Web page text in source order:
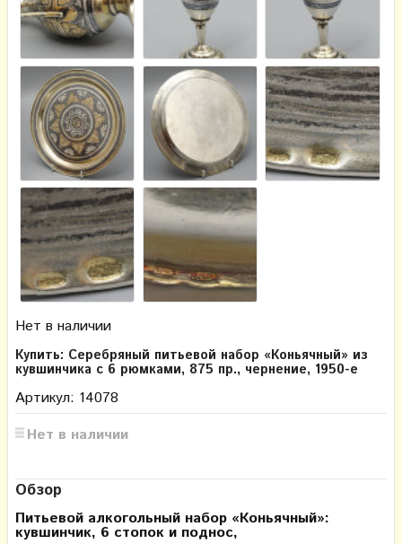
Нет в наличии
Купить: Серебряный питьевой набор «Коньячный» из
кувшинчика с 6 рюмками, 875 пр., чернение, 1950-е
Артикул: 14078
Нет в наличии
Обзор
Питьевой алкогольный набор «Коньячный»:
кувшинчик, 6 стопок и поднос,